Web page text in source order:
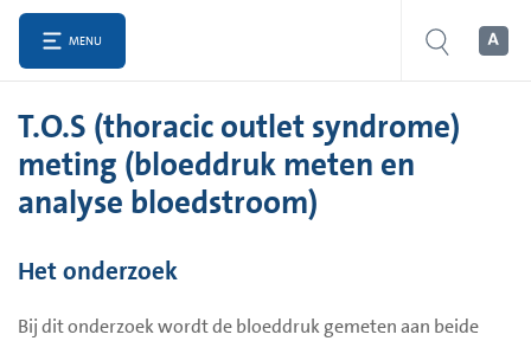
MENU
T.O.S (thoracic outlet syndrome)
meting (bloeddruk meten en
analyse bloedstroom)
Het onderzoek
Bij dit onderzoek wordt de bloeddruk gemeten aan beide